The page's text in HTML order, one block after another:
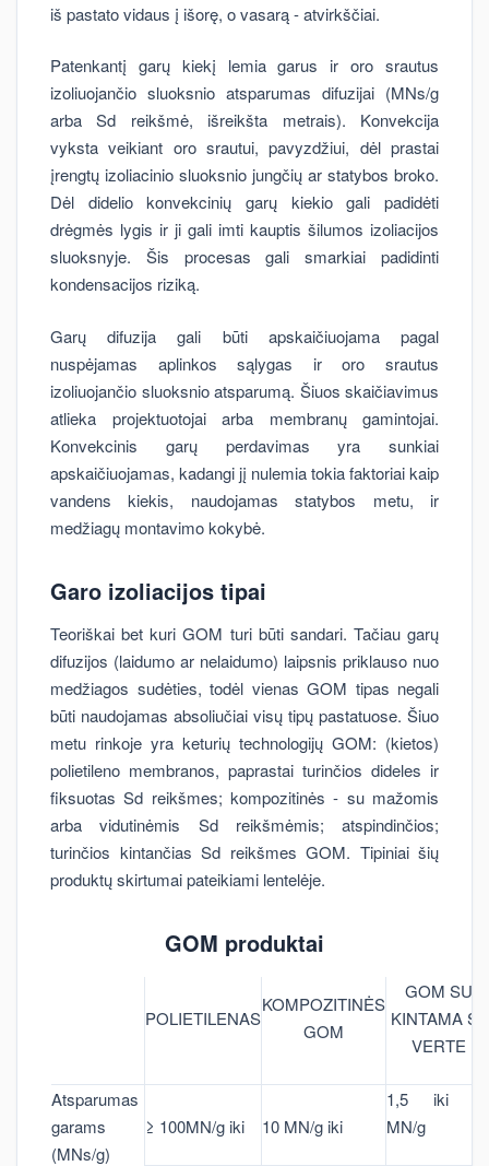
iš pastato vidaus į išorę, o vasarą - atvirkščiai.
Patenkantį garų kiekį lemia garus ir oro srautus
izoliuojančio sluoksnio atsparumas difuzijai (MNs/g
arba Sd reikšmė, išreikšta metrais). Konvekcija
vyksta veikiant oro srautui, pavyzdžiui, dėl prastai
įrengtų izoliacinio sluoksnio jungčių ar statybos broko.
Dėl didelio konvekcinių garų kiekio gali padidėti
drėgmės lygis ir ji gali imti kauptis šilumos izoliacijos
sluoksnyje. Šis procesas gali smarkiai padidinti
kondensacijos riziką.
Garų difuzija gali būti apskaičiuojama pagal
nuspėjamas aplinkos sąlygas ir oro srautus
izoliuojančio sluoksnio atsparumą. Šiuos skaičiavimus
atlieka projektuotojai arba membranų gamintojai.
Konvekcinis garų perdavimas yra sunkiai
apskaičiuojamas, kadangi jį nulemia tokia faktoriai kaip
vandens kiekis, naudojamas statybos metu, ir
medžiagų montavimo kokybė.
Garo izoliacijos tipai
Teoriškai bet kuri GOM turi būti sandari. Tačiau garų
difuzijos (laidumo ar nelaidumo) laipsnis priklauso nuo
medžiagos sudėties, todėl vienas GOM tipas negali
būti naudojamas absoliučiai visų tipų pastatuose. Šiuo
metu rinkoje yra keturių technologijų GOM: (kietos)
polietileno membranos, paprastai turinčios dideles ir
fiksuotas Sd reikšmes; kompozitinės - su mažomis
arba vidutinėmis Sd reikšmėmis; atspindinčios;
turinčios kintančias Sd reikšmes GOM. Tipiniai šių
produktų skirtumai pateikiami lentelėje.
GOM produktai
POLIETILENAS
KOMPOZITINĖS
GOM
GOM SU
KINTAMA Sd
VERTE
Atsparumas
garams
(MNs/g)
≥ 100MN/g iki 10 MN/g iki
1,5 iki 25
MN/g